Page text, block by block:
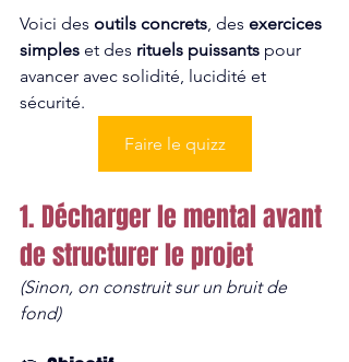
Voici des outils concrets , des exercices
simples et des rituels puissants pour
avancer avec solidité, lucidité et
sécurité.
Faire le quizz
1. Décharger le mental avant
de structurer le projet
(Sinon, on construit sur un bruit de
fond)